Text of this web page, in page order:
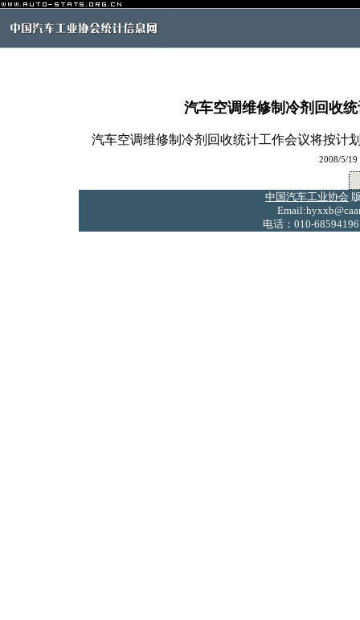
汽车空调维修制冷剂回收
汽车空调维修制冷剂回收统计工作会议将按计
2008/5/
中国汽车工业协会
电话：010-